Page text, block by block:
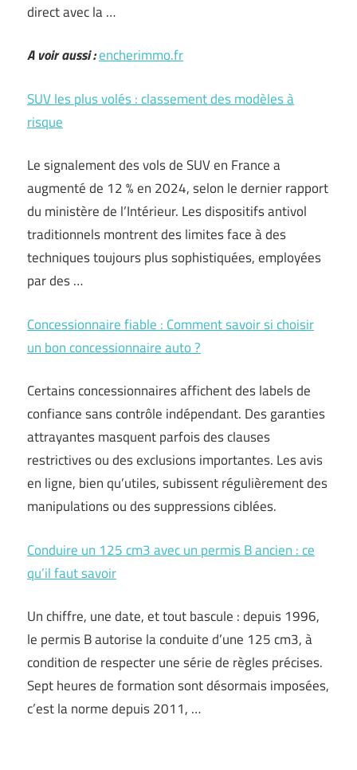
direct avec la …
A voir aussi :encherimmo.fr
SUV les plus volés : classement des modèles à
risque
Le signalement des vols de SUV en France a
augmenté de 12 % en 2024, selon le dernier rapport
du ministère de l’Intérieur. Les dispositifs antivol
traditionnels montrent des limites face à des
techniques toujours plus sophistiquées, employées
par des …
Concessionnaire fiable : Comment savoir si choisir
un bon concessionnaire auto ?
Certains concessionnaires affichent des labels de
confiance sans contrôle indépendant. Des garanties
attrayantes masquent parfois des clauses
restrictives ou des exclusions importantes. Les avis
en ligne, bien qu’utiles, subissent régulièrement des
manipulations ou des suppressions ciblées.
Conduire un 125 cm3 avec un permis B ancien : ce
qu’il faut savoir
Un chiffre, une date, et tout bascule : depuis 1996,
le permis B autorise la conduite d’une 125 cm3, à
condition de respecter une série de règles précises.
Sept heures de formation sont désormais imposées,
c’est la norme depuis 2011, …